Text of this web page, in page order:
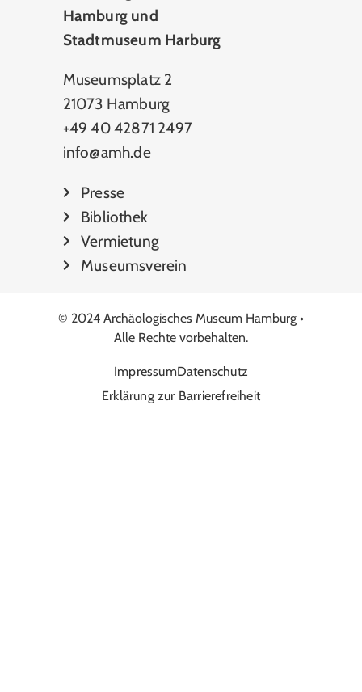
Hamburg und
Stadtmuseum Harburg
Museumsplatz 2
21073 Hamburg
+49 40 42871 2497
info@amh.de
Presse
Bibliothek
Vermietung
Museumsverein
© 2024 Archäologisches Museum Hamburg •
Alle Rechte vorbehalten.
ImpressumDatenschutz
Erklärung zur Barrierefreiheit